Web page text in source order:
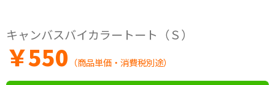
キャンバスバイカラートート（Ｓ）
￥550 （商品単価・消費税別途）